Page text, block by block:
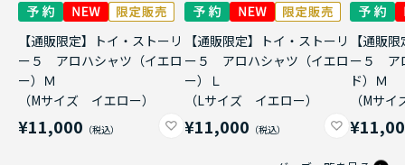
【通販限定】トイ・ストーリ
ー５ アロハシャツ（イエロ
ー）Ｍ
（Mサイズ イエロー）
¥11,000
【通販限定】トイ・ストーリ
ー５ アロハシャツ（イエロ
ー）Ｌ
（Lサイズ イエロー）
¥11,000
【通販
ー５ ア
ド）Ｍ
（Mサ